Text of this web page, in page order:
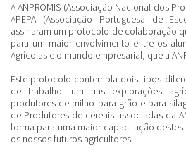
A ANPROMIS (Associação Nacional dos
APEPA (Associação Portuguesa de
assinaram um protocolo de colaboração
para um maior envolvimento entre os
Agrícolas e o mundo empresarial, que a
Este protocolo contempla dois tipos
de trabalho: um nas explorações
produtores de milho para grão e para
de Produtores de cereais associadas da
forma para uma maior capacitação
os nossos futuros agricultores.